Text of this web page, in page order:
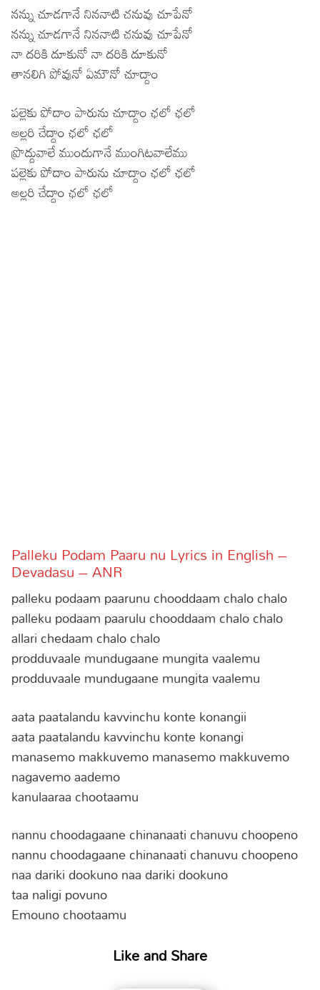
నన్ను చూడగానే నిననాటి చనువు చూపేనో
నన్ను చూడగానే నిననాటి చనువు చూపేనో
నా దరికి దూకునో నా దరికి దూకునో
తానలిగి పోవునో ఏమౌనో చూద్దాం
పల్లెకు పోదాం పారును చూద్దాం ఛలో ఛలో
అల్లరి చేద్దాం ఛలో ఛలో
ప్రొద్దువాలే ముందుగానే ముంగిటవాలేము
పల్లెకు పోదాం పారును చూద్దాం ఛలో ఛలో
అల్లరి చేద్దాం ఛలో ఛలో
Palleku Podam Paaru nu Lyrics in English –
Devadasu – ANR
palleku podaam paarunu chooddaam chalo chalo
palleku podaam paarulu chooddaam chalo chalo
allari chedaam chalo chalo
prodduvaale mundugaane mungita vaalemu
prodduvaale mundugaane mungita vaalemu
aata paatalandu kavvinchu konte konangii
aata paatalandu kavvinchu konte konangi
manasemo makkuvemo manasemo makkuvemo
nagavemo aademo
kanulaaraa chootaamu
nannu choodagaane chinanaati chanuvu choopeno
nannu choodagaane chinanaati chanuvu choopeno
naa dariki dookuno naa dariki dookuno
taa naligi povuno
Emouno chootaamu
Like and Share